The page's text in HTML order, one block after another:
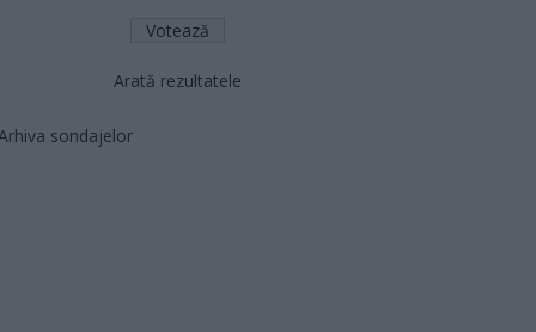
Arată rezultatele
sondajelor